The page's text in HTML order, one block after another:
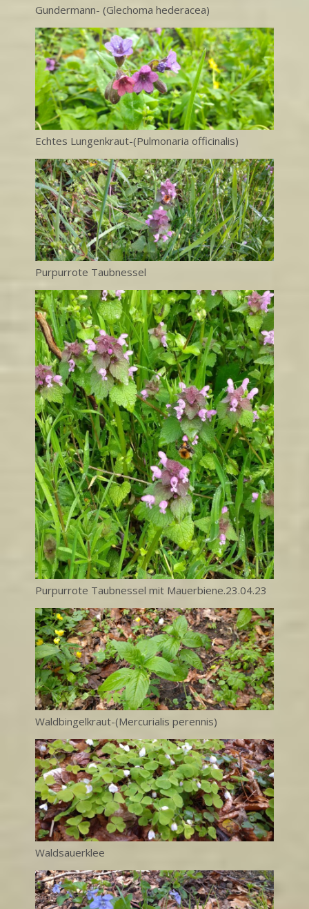
Gundermann- (Glechoma hederacea)
Echtes Lungenkraut-(Pulmonaria officinalis)
Purpurrote Taubnessel
Purpurrote Taubnessel mit Mauerbiene.23.04.23
Waldbingelkraut-(Mercurialis perennis)
Waldsauerklee